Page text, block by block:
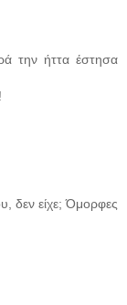
την ήττα έστησα
δεν είχε; Όμορφες